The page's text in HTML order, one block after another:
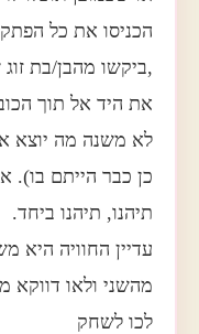
הכניסו את כל
,ביקשו מהבן/בת
את היד אל תוך
לא משנה מה יוצא
כן כבר הייתם בו).
תיהנו, תיהנו ביחד.
עדיין החוויה
מהשני ולאו דווקא
לכו לשחק